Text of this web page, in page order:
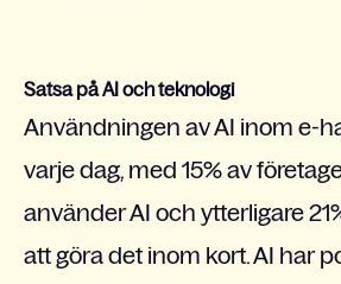
Satsa på AI och teknologi
Användningen av AI inom e-
varje dag, med 15% av
använder AI och ytterligare
att göra det inom kort. AI har